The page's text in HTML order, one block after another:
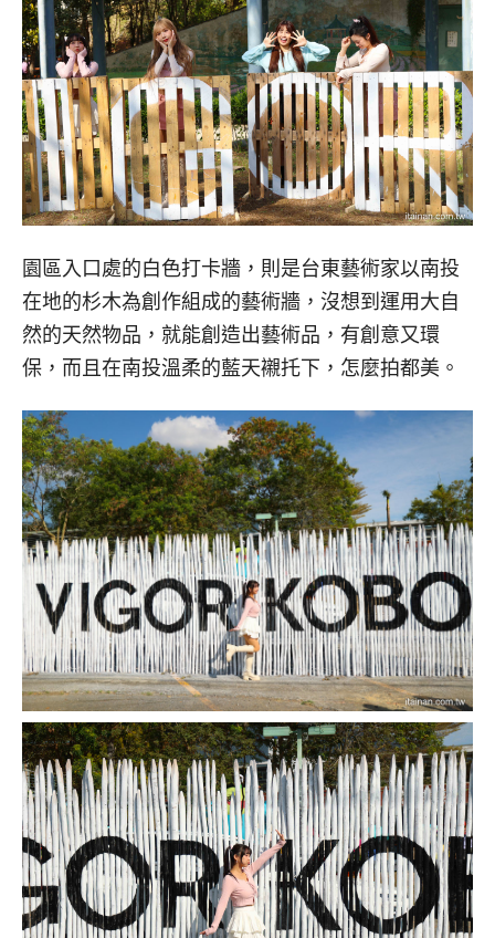
園區入口處的白色打卡牆，則是台東藝術家以南投
在地的杉木為創作組成的藝術牆，沒想到運用大自
然的天然物品，就能創造出藝術品，有創意又環
保，而且在南投溫柔的藍天襯托下，怎麼拍都美。